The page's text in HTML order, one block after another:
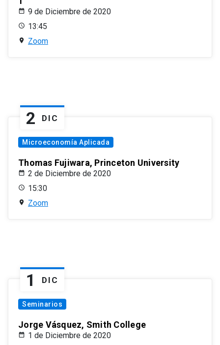
9 de Diciembre de 2020
13:45
Zoom
2 DIC
Microeconomía Aplicada
Thomas Fujiwara, Princeton University
2 de Diciembre de 2020
15:30
Zoom
1 DIC
Seminarios
Jorge Vásquez, Smith College
1 de Diciembre de 2020